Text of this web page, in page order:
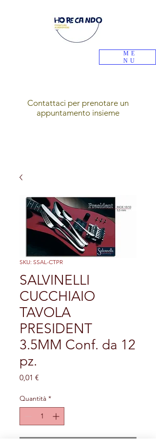
Contattaci per prenotare un
appuntamento insieme
ME
NU
SKU: SSAL-CTPR
SALVINELLI
CUCCHIAIO
TAVOLA
PRESIDENT
3.5MM Conf. da 12
pz.
0,01 €
Quantità *